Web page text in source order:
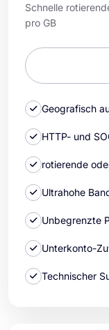
Schnelle
pro GB
Geografisch
HTTP- und
rotierende
Ultrahohe
Unbegrenzte
Unterkonto-
Technischer